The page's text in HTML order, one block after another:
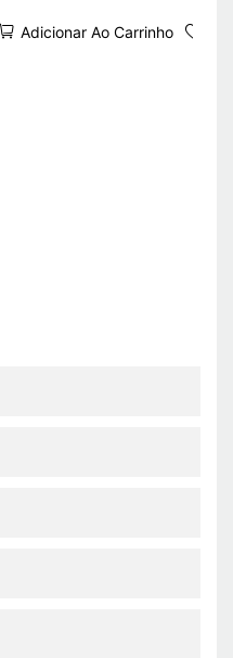
remessa Impressora de
Adicionar Ao Carrinho